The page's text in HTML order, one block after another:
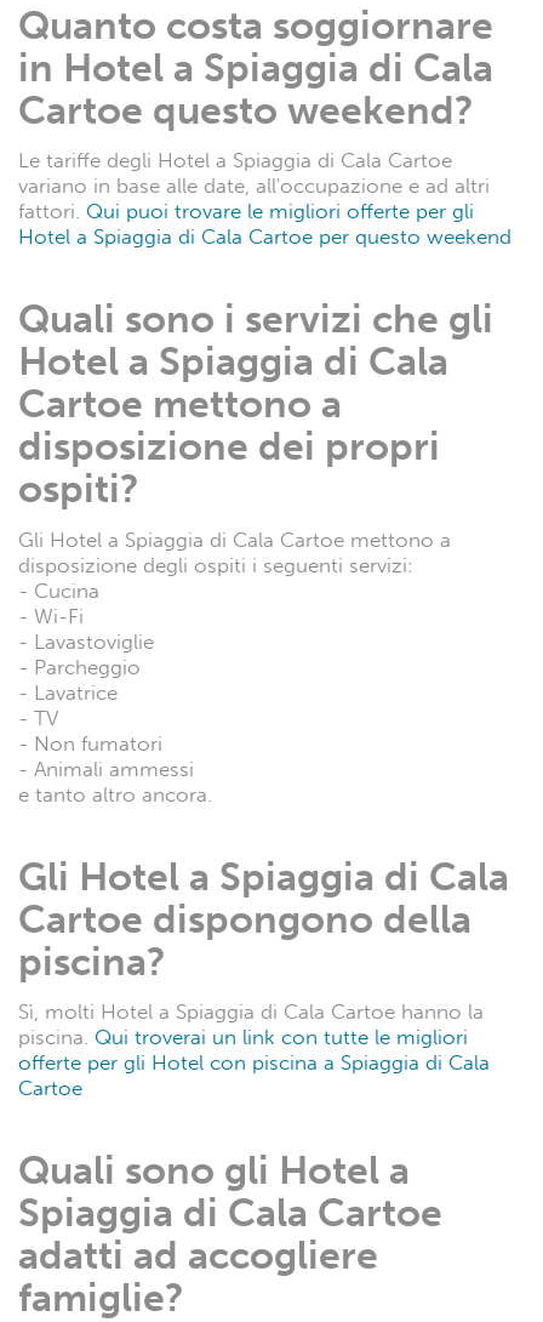
Quanto costa soggiornare
in Hotel a Spiaggia di Cala
Cartoe questo weekend?
Le tariffe degli Hotel a Spiaggia di Cala Cartoe
variano in base alle date, all'occupazione e ad altri
fattori. Qui puoi trovare le migliori offerte per gli
Hotel a Spiaggia di Cala Cartoe per questo weekend
Quali sono i servizi che gli
Hotel a Spiaggia di Cala
Cartoe mettono a
disposizione dei propri
ospiti?
Gli Hotel a Spiaggia di Cala Cartoe mettono a
disposizione degli ospiti i seguenti servizi:
- Cucina
- Wi-Fi
- Lavastoviglie
- Parcheggio
- Lavatrice
- TV
- Non fumatori
- Animali ammessi
e tanto altro ancora.
Gli Hotel a Spiaggia di Cala
Cartoe dispongono della
piscina?
Sì, molti Hotel a Spiaggia di Cala Cartoe hanno la
piscina. Qui troverai un link con tutte le migliori
offerte per gli Hotel con piscina a Spiaggia di Cala
Cartoe
Quali sono gli Hotel a
Spiaggia di Cala Cartoe
adatti ad accogliere
famiglie?